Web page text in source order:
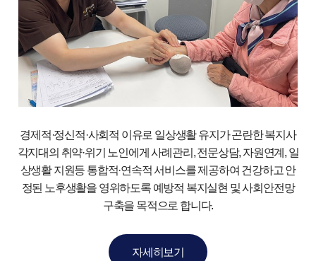
경제적·정신적·사회적 이유로 일상생활 유지가 곤란한 복지사
각지대의 취약·위기 노인에게 사례관리, 전문상담, 자원연계, 일
상생활 지원등 통합적·연속적 서비스를 제공하여 건강하고 안
정된 노후생활을 영위하도록 예방적 복지실현 및 사회안전망
구축을 목적으로 합니다.
자세히보기